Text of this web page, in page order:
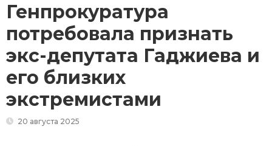
Генпрокуратура
потребовала признать
экс-депутата Гаджиева и
его близких
экстремистами
20 августа 2025